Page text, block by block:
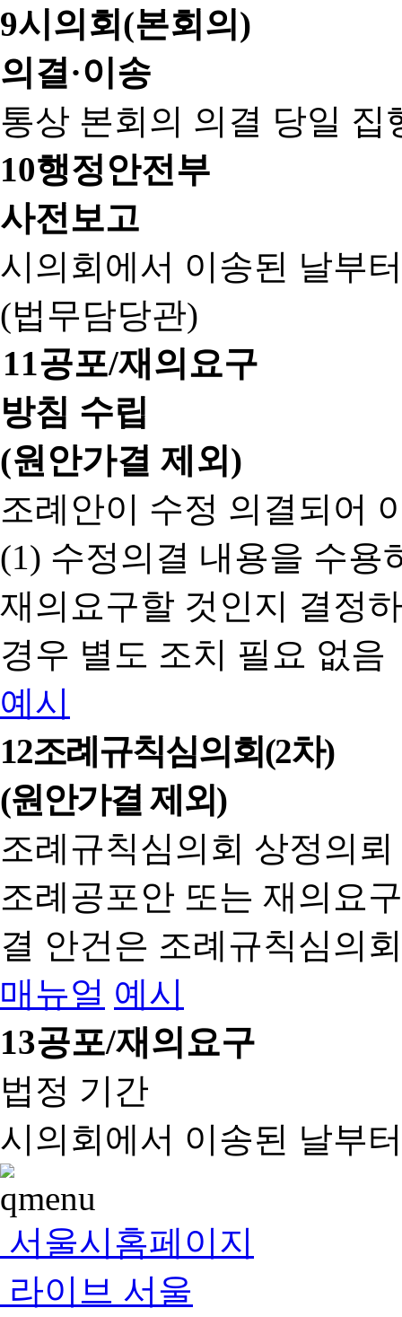
9시의회(본회의)
의결·이송
통상 본회의 의결 당일 집
10행정안전부
사전보고
시의회에서 이송된 날부
(법무담당관)
11공포/재의요구
방침 수립
(원안가결 제외)
조례안이 수정 의결되어
(1) 수정의결 내용을 수용
재의요구할 것인지 결정
경우 별도 조치 필요 없음
예시
12조례규칙심의회(2차)
(원안가결 제외)
조례규칙심의회 상정의
조례공포안 또는 재의요
결 안건은 조례규칙심의
매뉴얼 예시
13공포/재의요구
법정 기간
시의회에서 이송된 날부
서울시홈페이지
라이브 서울